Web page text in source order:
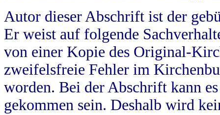
Autor dieser Abschrift ist der
Er weist auf folgende
von einer Kopie des Original-
zweifelsfreie Fehler im
worden. Bei der Abschrift kann
gekommen sein. Deshalb wird